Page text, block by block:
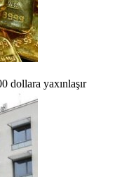
dollara yaxınlaşır